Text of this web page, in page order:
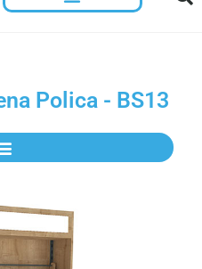
Polica - BS13